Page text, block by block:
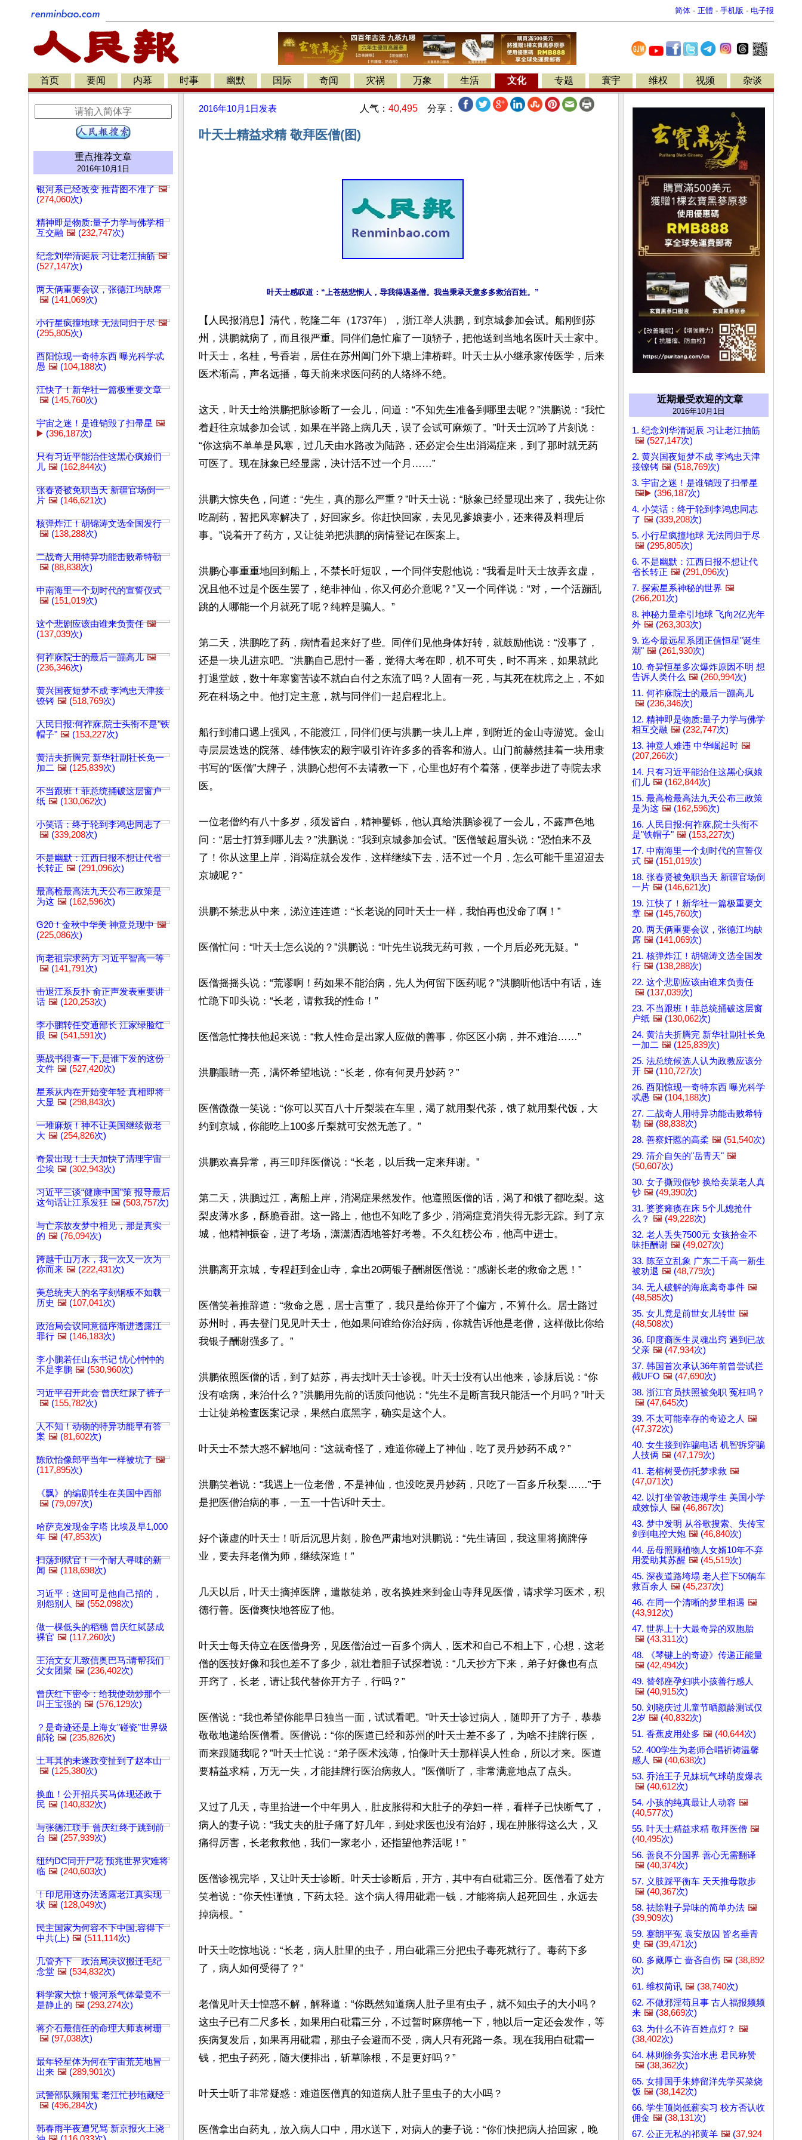
简体 - 正體 - 手机版 - 电子报
首页 要闻 内幕 时事 幽默 国际 奇闻 灾祸 万象 生活 文化 专题 寰宇 维权 视频 杂谈
重点推荐文章
2016年10月1日
银河系已经改变 推背图不准了 🖼️
(274,060次)
精神即是物质:量子力学与佛学相
互交融 🖼️ (232,747次)
纪念刘华清诞辰 习让老江抽筋 🖼️
(527,147次)
两天俩重要会议，张德江均缺席
🖼️ (141,069次)
小行星疯撞地球 无法同归于尽 🖼️
(295,805次)
酉阳惊现一奇特东西 曝光科学忒
愚 🖼️ (104,188次)
江快了！新华社一篇极重要文章
🖼️ (145,760次)
宇宙之迷！是谁销毁了扫帚星 🖼️
▶️ (396,187次)
只有习近平能治住这黑心疯娘们
儿 🖼️ (162,844次)
张春贤被免职当天 新疆官场倒一
片 🖼️ (146,621次)
核弹炸江！胡锦涛文选全国发行
🖼️ (138,288次)
二战奇人用特异功能击败希特勒
🖼️ (88,838次)
中南海里一个划时代的宣誓仪式
🖼️ (151,019次)
这个悲剧应该由谁来负责任 🖼️
(137,039次)
何祚庥院士的最后一蹦高儿 🖼️
(236,346次)
黄兴国夜短梦不成 李鸿忠天津接
镣铐 🖼️ (518,769次)
人民日报:何祚庥,院士头衔不是"铁
帽子" 🖼️ (153,227次)
黄洁夫折腾完 新华社副社长免一
加二 🖼️ (125,839次)
不当跟班！菲总统捅破这层窗户
纸 🖼️ (130,062次)
小笑话：终于轮到李鸿忠同志了
🖼️ (339,208次)
不是幽默：江西日报不想让代省
长转正 🖼️ (291,096次)
最高检最高法九天公布三政策是
为这 🖼️ (162,596次)
G20！金秋中华美 神意兑现中 🖼️
(225,086次)
向老祖宗求药方 习近平智高一等
🖼️ (141,791次)
击退江系反扑 俞正声发表重要讲
话 🖼️ (120,253次)
李小鹏转任交通部长 江家绿脸红
眼 🖼️ (541,591次)
栗战书得查一下,是谁下发的这份
文件 🖼️ (527,420次)
星系从内在开始变年轻 真相即将
大显 🖼️ (298,843次)
一堆麻烦！神不让美国继续做老
大 🖼️ (254,826次)
奇景出现！上天加快了清理宇宙
尘埃 🖼️ (302,943次)
习近平三谈“健康中国”策 报导最后
这句话让江系发狂 🖼️ (503,757次)
与亡亲故友梦中相见，那是真实
的 🖼️ (76,094次)
跨越千山万水，我一次又一次为
你而来 🖼️ (222,431次)
美总统夫人的名字刻钢板不如载
历史 🖼️ (107,041次)
政治局会议同意循序渐进透露江
罪行 🖼️ (146,183次)
李小鹏若任山东书记 忧心忡忡的
不是李鹏 🖼️ (530,960次)
习近平召开此会 曾庆红尿了裤子
🖼️ (155,782次)
人不知！动物的特异功能早有答
案 🖼️ (81,602次)
陈欣怡像郎平当年一样被坑了 🖼️
(117,895次)
《飘》的编剧转生在美国中西部
🖼️ (79,097次)
哈萨克发现金字塔 比埃及早1,000
年 🖼️ (47,853次)
扫荡到狱官！一个耐人寻味的新
闻 🖼️ (118,698次)
习近平：这回可是他自己招的，
别怨别人 🖼️ (552,098次)
做一棵低头的稻穗 曾庆红脦瑟成
裸官 🖼️ (117,260次)
王治文女儿致信奥巴马:请帮我们
父女团聚 🖼️ (236,402次)
曾庆红下密令：给我使劲炒那个
叫王宝强的 🖼️ (576,129次)
？是奇迹还是上海女"碰瓷"世界级
邮轮 🖼️ (235,826次)
土耳其的未遂政变扯到了赵本山
🖼️ (125,380次)
换血！公开招兵买马体现还政于
民 🖼️ (140,832次)
与张德江联手 曾庆红终于跳到前
台 🖼️ (257,939次)
纽约DC同开尸花 预兆世界灾难将
临 🖼️ (240,603次)
！印尼用这办法透露老江真实现
状 🖼️ (128,049次)
民主国家为何容不下中国,容得下
中共(上) 🖼️ (511,114次)
几管齐下 政治局决议搬迁毛纪
念堂 🖼️ (534,832次)
科学家大惊！银河系气体晕竟不
是静止的 🖼️ (293,274次)
蒋介石最信任的命理大师袁树珊
🖼️ (97,038次)
最年轻星体为何在宇宙荒芜地冒
出来 🖼️ (289,901次)
武警部队频闹鬼 老江忙抄地藏经
🖼️ (496,284次)
韩春雨半夜遭咒骂 新京报火上浇
2016年10月1日 发表 人气： 40,495 分享：
叶天士精益求精 敬拜医僧(图)
【人民报消息】清代，乾隆二年（1737年），浙江举人洪鹏，到京城参加会试。船刚到苏
州，洪鹏就病了，而且很严重。同伴们急忙雇了一顶轿子，把他送到当地名医叶天士家中。
叶天士，名桂，号香岩，居住在苏州阊门外下塘上津桥畔。叶天士从小继承家传医学，后来
医术渐高，声名远播，每天前来求医问药的人络绎不绝。
这天，叶天士给洪鹏把脉诊断了一会儿，问道：“不知先生准备到哪里去呢？”洪鹏说：“我忙
着赶往京城参加会试，如果在半路上病几天，误了会试可麻烦了。”叶天士沉吟了片刻说：
“你这病不单单是风寒，过几天由水路改为陆路，还必定会生出消渴症来，到了那时就无药
可医了。现在脉象已经显露，决计活不过一个月……”
洪鹏大惊失色，问道：“先生，真的那么严重？”叶天士说：“脉象已经显现出来了，我先让你
吃副药，暂把风寒解决了，好回家乡。你赶快回家，去见见爹娘妻小，还来得及料理后
事。”说着开了药方，又让徒弟把洪鹏的病情登记在医案上。
洪鹏心事重重地回到船上，不禁长吁短叹，一个同伴安慰他说：“我看是叶天士故弄玄虚，
况且他不过是个医生罢了，绝非神仙，你又何必介意呢？”又一个同伴说：“对，一个活蹦乱
跳的人哪能一个月就死了呢？纯粹是骗人。”
第二天，洪鹏吃了药，病情看起来好了些。同伴们见他身体好转，就鼓励他说：“没事了，
还是一块儿进京吧。”洪鹏自己思忖一番，觉得大考在即，机不可失，时不再来，如果就此
打退堂鼓，数十年寒窗苦读不就白白付之东流了吗？人固有一死，与其死在枕席之上，不如
死在科场之中。他打定主意，就与同伴们一起启程北上。
船行到浦口遇上强风，不能渡江，同伴们便与洪鹏一块儿上岸，到附近的金山寺游览。金山
寺层层迭迭的院落、雄伟恢宏的殿宇吸引许许多多的香客和游人。山门前赫然挂着一块用隶
书写的“医僧”大牌子，洪鹏心想何不去请教一下，心里也好有个着落，便举步进了寺院去求
医。
一位老僧约有八十多岁，须发皆白，精神矍铄，他认真给洪鹏诊视了一会儿，不露声色地
问：“居士打算到哪儿去？”洪鹏说：“我到京城参加会试。”医僧皱起眉头说：“恐怕来不及
了！你从这里上岸，消渴症就会发作，这样继续下去，活不过一个月，怎么可能千里迢迢去
京城呢？”
洪鹏不禁悲从中来，涕泣连连道：“长老说的同叶天士一样，我怕再也没命了啊！”
医僧忙问：“叶天士怎么说的？”洪鹏说：“叶先生说我无药可救，一个月后必死无疑。”
医僧摇摇头说：“荒谬啊！药如果不能治病，先人为何留下医药呢？”洪鹏听他话中有话，连
忙跪下叩头说：“长老，请救我的性命！”
医僧急忙搀扶他起来说：“救人性命是出家人应做的善事，你区区小病，并不难治……”
洪鹏眼睛一亮，满怀希望地说：“长老，你有何灵丹妙药？”
医僧微微一笑说：“你可以买百八十斤梨装在车里，渴了就用梨代茶，饿了就用梨代饭，大
约到京城，你能吃上100多斤梨就可安然无恙了。”
洪鹏欢喜异常，再三叩拜医僧说：“长老，以后我一定来拜谢。”
第二天，洪鹏过江，离船上岸，消渴症果然发作。他遵照医僧的话，渴了和饿了都吃梨。这
梨皮薄水多，酥脆香甜。这一路上，他也不知吃了多少，消渴症竟消失得无影无踪。到了京
城，他精神振奋，进了考场，潇潇洒洒地答好考卷。不久红榜公布，他高中进士。
洪鹏离开京城，专程赶到金山寺，拿出20两银子酬谢医僧说：“感谢长老的救命之恩！”
医僧笑着推辞道：“救命之恩，居士言重了，我只是给你开了个偏方，不算什么。居士路过
苏州时，再去登门见见叶天士，他如果问谁给你治好病，你就告诉他是老僧，这样做比你给
我银子酬谢强多了。”
洪鹏依照医僧的话，到了姑苏，再去找叶天士诊视。叶天士没有认出他来，诊脉后说：“你
没有啥病，来治什么？”洪鹏用先前的话质问他说：“先生不是断言我只能活一个月吗？”叶天
士让徒弟检查医案记录，果然白底黑字，确实是这个人。
叶天士不禁大惑不解地问：“这就奇怪了，难道你碰上了神仙，吃了灵丹妙药不成？”
洪鹏笑着说：“我遇上一位老僧，不是神仙，也没吃灵丹妙药，只吃了一百多斤秋梨……”于
是把医僧治病的事，一五一十告诉叶天士。
好个谦虚的叶天士！听后沉思片刻，脸色严肃地对洪鹏说：“先生请回，我这里将摘牌停
业，要去拜老僧为师，继续深造！”
几天以后，叶天士摘掉医牌，遣散徒弟，改名换姓来到金山寺拜见医僧，请求学习医术，积
德行善。医僧爽快地答应了他。
叶天士每天侍立在医僧身旁，见医僧治过一百多个病人，医术和自己不相上下，心想，这老
僧的医技好像和我也差不了多少，就壮着胆子试探着说：“几天抄方下来，弟子好像也有点
开窍了，长老，请让我代替你开方子，行吗？”
医僧说：“我也希望你能早日独当一面，试试看吧。”叶天士诊过病人，随即开了方子，恭恭
敬敬地递给医僧看。医僧说：“你的医道已经和苏州的叶天士差不多了，为啥不挂牌行医，
而来跟随我呢？”叶天士忙说：“弟子医术浅薄，怕像叶天士那样误人性命，所以才来。医道
要精益求精，万无一失，才能挂牌行医治病救人。”医僧听了，非常满意地点了点头。
又过了几天，寺里抬进一个中年男人，肚皮胀得和大肚子的孕妇一样，看样子已快断气了，
病人的妻子说：“我丈夫的肚子痛了好几年，到处求医也没有治好，现在肿胀得这么大，又
痛得厉害，长老救救他，我们一家老小，还指望他养活呢！”
医僧诊视完毕，又让叶天士诊断。叶天士诊断后，开方，其中有白砒霜三分。医僧看了处方
笑着说：“你天性谨慎，下药太轻。这个病人得用砒霜一钱，才能将病人起死回生，永远去
掉病根。”
叶天士吃惊地说：“长老，病人肚里的虫子，用白砒霜三分把虫子毒死就行了。毒药下多
了，病人如何受得了？”
老僧见叶天士惶惑不解，解释道：“你既然知道病人肚子里有虫子，就不知虫子的大小吗？
这虫子已有二尺多长，如果用白砒霜三分，不过暂时麻痹牠一下，牠以后一定还会发作，等
疾病复发后，如果再用砒霜，那虫子会避而不受，病人只有死路一条。现在我用白砒霜一
钱，把虫子药死，随大便排出，斩草除根，不是更好吗？”
叶天士听了非常疑惑：难道医僧真的知道病人肚子里虫子的大小吗？
医僧拿出白药丸，放入病人口中，用水送下，对病人的妻子说：“你们快把病人抬回家，晚
近期最受欢迎的文章
2016年10月1日
1. 纪念刘华清诞辰 习让老江抽筋
🖼️ (527,147次)
2. 黄兴国夜短梦不成 李鸿忠天津
接镣铐 🖼️ (518,769次)
3. 宇宙之迷！是谁销毁了扫帚星
🖼️▶️ (396,187次)
4. 小笑话：终于轮到李鸿忠同志
了 🖼️ (339,208次)
5. 小行星疯撞地球 无法同归于尽
🖼️ (295,805次)
6. 不是幽默：江西日报不想让代
省长转正 🖼️ (291,096次)
7. 探索星系神秘的世界 🖼️
(266,201次)
8. 神秘力量牵引地球 飞向2亿光年
外 🖼️ (263,303次)
9. 迄今最远星系团正值恒星"诞生
潮" 🖼️ (261,930次)
10. 奇异恒星多次爆炸原因不明 想
告诉人类什么 🖼️ (260,994次)
11. 何祚庥院士的最后一蹦高儿
🖼️ (236,346次)
12. 精神即是物质:量子力学与佛学
相互交融 🖼️ (232,747次)
13. 神意人难违 中华崛起时 🖼️
(207,266次)
14. 只有习近平能治住这黑心疯娘
们儿 🖼️ (162,844次)
15. 最高检最高法九天公布三政策
是为这 🖼️ (162,596次)
16. 人民日报:何祚庥,院士头衔不
是"铁帽子" 🖼️ (153,227次)
17. 中南海里一个划时代的宣誓仪
式 🖼️ (151,019次)
18. 张春贤被免职当天 新疆官场倒
一片 🖼️ (146,621次)
19. 江快了！新华社一篇极重要文
章 🖼️ (145,760次)
20. 两天俩重要会议，张德江均缺
席 🖼️ (141,069次)
21. 核弹炸江！胡锦涛文选全国发
行 🖼️ (138,288次)
22. 这个悲剧应该由谁来负责任
🖼️ (137,039次)
23. 不当跟班！菲总统捅破这层窗
户纸 🖼️ (130,062次)
24. 黄洁夫折腾完 新华社副社长免
一加二 🖼️ (125,839次)
25. 法总统候选人认为政教应该分
开 🖼️ (110,727次)
26. 酉阳惊现一奇特东西 曝光科学
忒愚 🖼️ (104,188次)
27. 二战奇人用特异功能击败希特
勒 🖼️ (88,838次)
28. 善察奸慝的高柔 🖼️ (51,540次)
29. 清介自矢的"岳青天" 🖼️
(50,607次)
30. 女子撕毁假钞 换给卖菜老人真
钞 🖼️ (49,390次)
31. 婆婆瘫痪在床 5个儿媳抢什
么？ 🖼️ (49,228次)
32. 老人丢失7500元 女孩拾金不
昧拒酬谢 🖼️ (49,027次)
33. 陈至立乱象 广东二千高一新生
被劝退 🖼️ (48,779次)
34. 无人破解的海底离奇事件 🖼️
(48,585次)
35. 女儿竟是前世女儿转世 🖼️
(48,508次)
36. 印度裔医生灵魂出窍 遇到已故
父亲 🖼️ (47,934次)
37. 韩国首次承认36年前曾尝试拦
截UFO 🖼️ (47,690次)
38. 浙江官员扶照被免职 冤枉吗？
🖼️ (47,645次)
39. 不太可能幸存的奇迹之人 🖼️
(47,372次)
40. 女生接到诈骗电话 机智拆穿骗
人技俩 🖼️ (47,179次)
41. 老榕树受伤托梦求救 🖼️
(47,071次)
42. 以打坐管教违规学生 美国小学
成效惊人 🖼️ (46,867次)
43. 梦中发明 从谷歌搜索、失传宝
剑到电控大炮 🖼️ (46,840次)
44. 岳母照顾植物人女婿10年不弃
用爱助其苏醒 🖼️ (45,519次)
45. 深夜道路垮塌 老人拦下50辆车
救百余人 🖼️ (45,237次)
46. 在同一个清晰的梦里相遇 🖼️
(43,912次)
47. 世界上十大最奇异的双胞胎
🖼️ (43,311次)
48. 《琴键上的奇迹》传递正能量
🖼️ (42,494次)
49. 替邻座孕妇哄小孩善行感人
🖼️ (40,915次)
50. 刘晓庆过儿童节晒颜龄测试仅
2岁 🖼️ (40,832次)
51. 香蕉皮用处多 🖼️ (40,644次)
52. 400学生为老师合唱祈祷温馨
感人 🖼️ (40,638次)
53. 乔治王子兄妹玩气球萌度爆表
🖼️ (40,612次)
54. 小孩的纯真最让人动容 🖼️
(40,577次)
55. 叶天士精益求精 敬拜医僧 🖼️
(40,495次)
56. 善良不分国界 善心无需翻译
🖼️ (40,374次)
57. 义肢踩平衡车 天天推母散步
🖼️ (40,367次)
58. 祛除鞋子异味的简单办法 🖼️
(39,909次)
59. 蹇朗平冤 袁安放囚 皆名垂青
史 🖼️ (39,471次)
60. 多藏厚亡 啬吝自伤 🖼️ (38,892
次)
61. 维权简讯 🖼️ (38,740次)
62. 不做邪淫苟且事 古人福报频频
来 🖼️ (38,669次)
63. 为什么不许百姓点灯？ 🖼️
(38,402次)
64. 林则徐务实治水患 君民称赞
🖼️ (38,362次)
65. 女排国手朱婷留洋先学买菜烧
饭 🖼️ (38,142次)
66. 学生顶岗低薪实习 校方否认收
佣金 🖼️ (38,131次)
67. 公正无私的祁黄羊 🖼️ (37,924